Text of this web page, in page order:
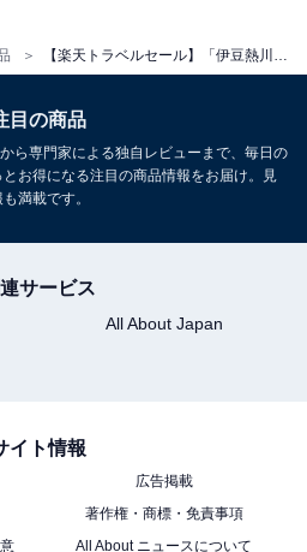
目の商品
ら専門家による独自レビューまで、毎日の
お得になる注目の商品情報をお届け。見
満載です。
サービス
All About Japan
イト情報
広告掲載
著作権・商標・免責事項
All About ニュースについて